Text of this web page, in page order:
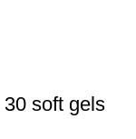
soft gels